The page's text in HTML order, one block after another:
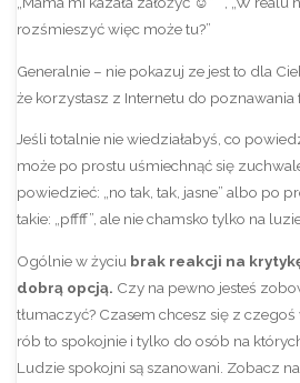
rozśmieszyć więc może tu?”
Generalnie – nie pokazuj ze jest to dla
że korzystasz z Internetu do poznawania
Jeśli totalnie nie wiedziałabyś, co
może po prostu uśmiechnąć się
powiedzieć: „no tak, tak, jasne” albo po
takie: „pffff”, ale nie chamsko tylko na
Ogólnie w życiu brak reakcji na
dobrą opcją. Czy na pewno jesteś
tłumaczyć? Czasem chcesz się z czegoś
rób to spokojnie i tylko do osób na
Ludzie spokojni są szanowani. Zobacz